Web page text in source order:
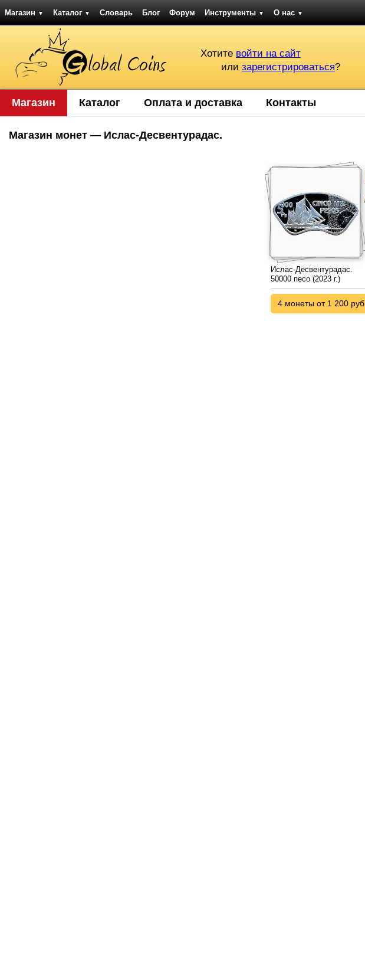
Магазин ▼ Каталог ▼ Словарь Блог Форум Инструменты ▼ О нас ▼
Хотите войти на сайт
или зарегистрироваться?
Магазин Каталог Оплата и доставка Контакты
Магазин монет — Ислас-Десвентурадас.
Ислас-Десвентурадас.
50000 песо (2023 г.)
4 монеты от 1 200 руб.